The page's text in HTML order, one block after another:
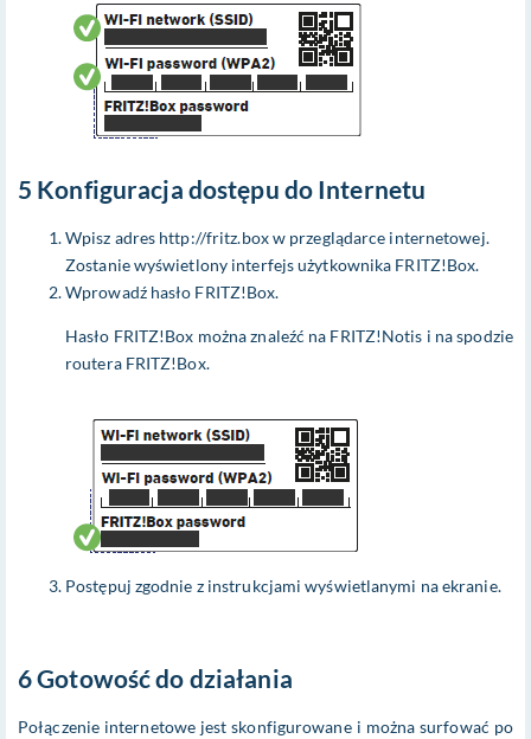
5 Konfiguracja dostępu do Internetu
Wpisz adres http://fritz.box w przeglądarce internetowej.
Zostanie wyświetlony interfejs użytkownika FRITZ!Box.
Wprowadź hasło FRITZ!Box.
Hasło FRITZ!Box można znaleźć na FRITZ!Notis i na spodzie
routera FRITZ!Box.
Postępuj zgodnie z instrukcjami wyświetlanymi na ekranie.
6 Gotowość do działania
Połączenie internetowe jest skonfigurowane i można surfować po